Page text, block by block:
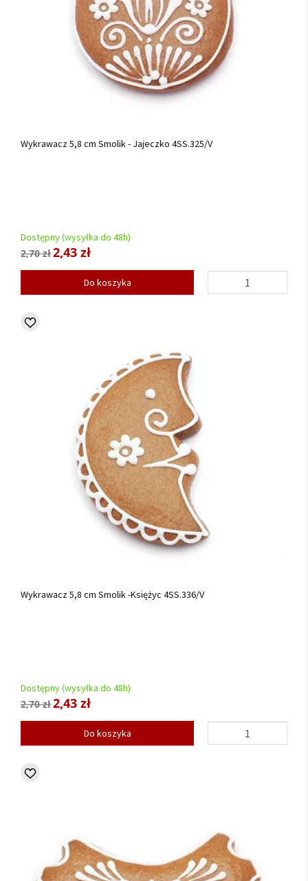
Wykrawacz 5,8 cm Smolik - Jajeczko 4SS.325/V
Dostępny (wysyłka do 48h)
2,70 zł2,43 zł
Do koszyka
Wykrawacz 5,8 cm Smolik -Księżyc 4SS.336/V
Dostępny (wysyłka do 48h)
2,70 zł2,43 zł
Do koszyka